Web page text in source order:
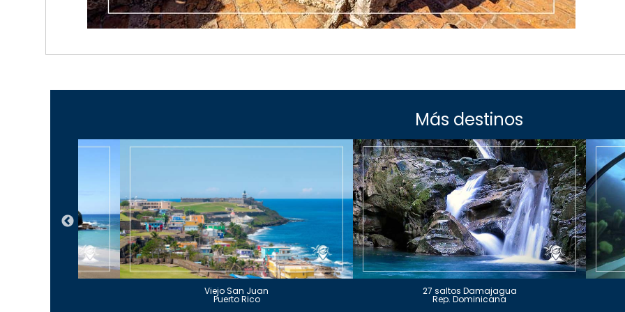
Más destinos
Viejo San Juan
Puerto Rico
27 saltos Damajagua
Rep. Dominicana